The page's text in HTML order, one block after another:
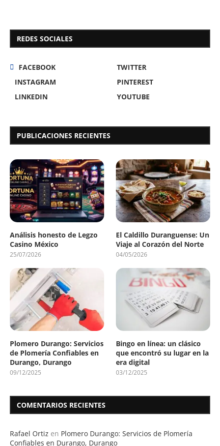
REDES SOCIALES
FACEBOOK
TWITTER
INSTAGRAM
PINTEREST
LINKEDIN
YOUTUBE
PUBLICACIONES RECIENTES
Análisis honesto de Legzo
Casino México
25/07/2026
El Caldillo Duranguense: Un
Viaje al Corazón del Norte
04/05/2026
Plomero Durango: Servicios
de Plomería Confiables en
Durango, Durango
09/12/2025
Bingo en línea: un clásico
que encontró su lugar en la
era digital
03/12/2025
COMENTARIOS RECIENTES
Rafael Ortiz en Plomero Durango: Servicios de Plomería
Confiables en Durango, Durango